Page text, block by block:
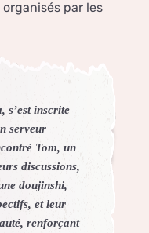
par les
s’est inscrite
serveur
Tom, un
discussions,
doujinshi,
et leur
renforçant